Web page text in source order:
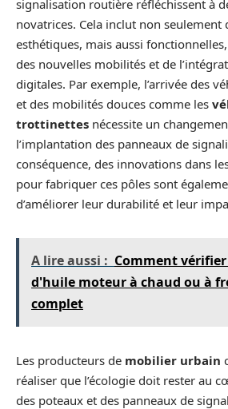
signalisation routière réfléchissent à
novatrices. Cela inclut non seulement
esthétiques, mais aussi
des nouvelles mobilités et de
digitales. Par exemple, l’arrivée des
et des mobilités douces comme les
trottinettes nécessite un
l’implantation des panneaux de
conséquence, des innovations dans
pour fabriquer ces pôles sont
d’améliorer leur durabilité et leur
A lire aussi : Comment
d'huile moteur à chaud ou à
complet
Les producteurs de mobilier urbain
réaliser que l’écologie doit rester au
des poteaux et des panneaux de